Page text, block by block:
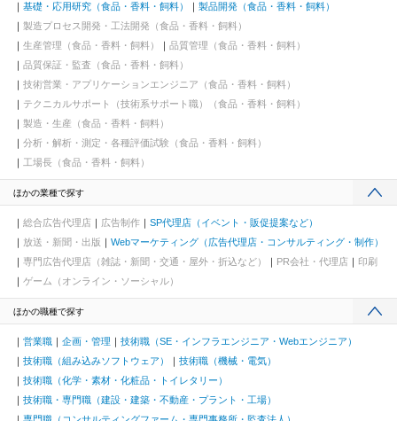
基礎・応用研究（食品・香料・飼料）
製品開発（食品・香料・飼料）
製造プロセス開発・工法開発（食品・香料・飼料）
生産管理（食品・香料・飼料）
品質管理（食品・香料・飼料）
品質保証・監査（食品・香料・飼料）
技術営業・アプリケーションエンジニア（食品・香料・飼料）
テクニカルサポート（技術系サポート職）（食品・香料・飼料）
製造・生産（食品・香料・飼料）
分析・解析・測定・各種評価試験（食品・香料・飼料）
工場長（食品・香料・飼料）
ほかの業種で探す
総合広告代理店 広告制作
SP代理店（イベント・販促提案など）
放送・新聞・出版
Webマーケティング（広告代理店・コンサルティング・制作）
専門広告代理店（雑誌・新聞・交通・屋外・折込など）
PR会社・代理店
印刷
ゲーム（オンライン・ソーシャル）
ほかの職種で探す
営業職 企画・管理
技術職（SE・インフラエンジニア・Webエンジニア）
技術職（組み込みソフトウェア）
技術職（機械・電気）
技術職（化学・素材・化粧品・トイレタリー）
技術職・専門職（建設・建築・不動産・プラント・工場）